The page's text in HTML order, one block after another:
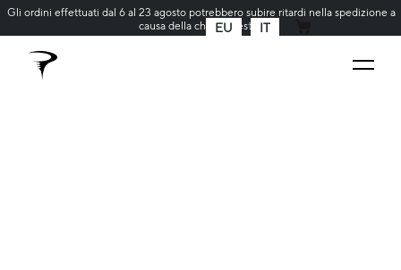
Gli ordini effettuati dal 6 al 23 agosto potrebbero subire ritardi nella spedizione a
causa della chiusura estiva
EU IT